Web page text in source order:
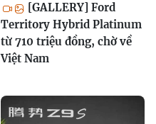
[GALLERY] Ford
Territory Hybrid Platinum
từ 710 triệu đồng, chờ về
Việt Nam